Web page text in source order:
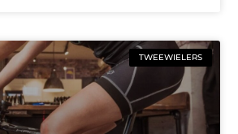
TWEEWIELERS